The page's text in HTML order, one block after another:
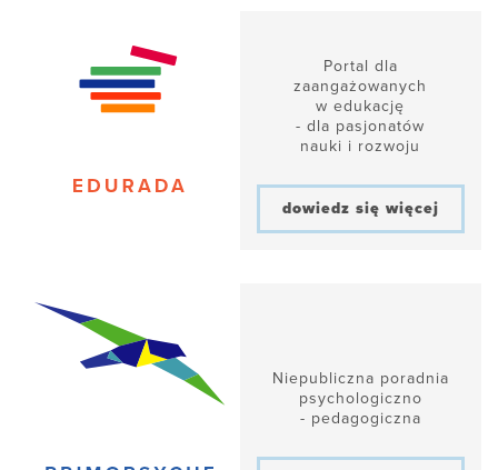
Portal dla
zaangażowanych
w edukację
- dla pasjonatów
nauki i rozwoju
dowiedz się więcej
Niepubliczna poradnia
psychologiczno
- pedagogiczna